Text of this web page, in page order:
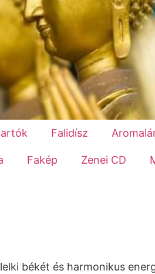
Falidísz
Fakép Zenei CD
békét és harmonikus